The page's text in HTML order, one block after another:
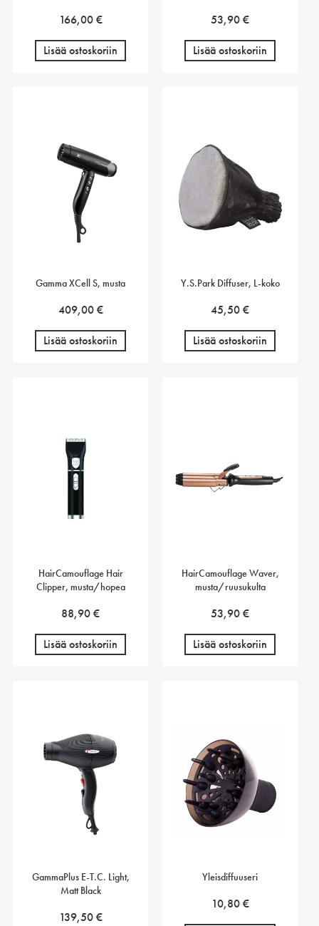
166,00€
Lisää ostoskoriin
53,90€
Lisää ostoskoriin
Gamma XCell S, musta
409,00€
Lisää ostoskoriin
Y.S.Park Diffuser, L-koko
45,50€
Lisää ostoskoriin
HairCamouflage Hair
Clipper, musta/hopea
88,90€
Lisää ostoskoriin
HairCamouflage Waver,
musta/ruusukulta
53,90€
Lisää ostoskoriin
GammaPlus E-T.C. Light,
Matt Black
139,50€
Yleisdiffuuseri
10,80€